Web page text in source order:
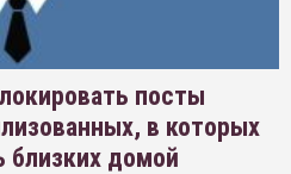
посты
в которых
близких домой